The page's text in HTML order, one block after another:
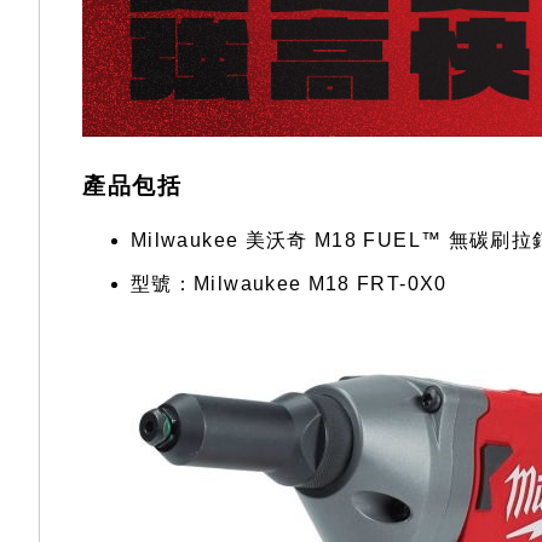
產品包括
Milwaukee 美沃奇 M18 FUEL™ 無碳刷拉
型號：Milwaukee M18 FRT-0X0